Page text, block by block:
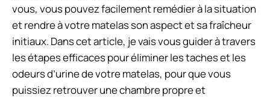
vous, vous pouvez facilement remédier à la situation
et rendre à votre matelas son aspect et sa fraîcheur
initiaux. Dans cet article, je vais vous guider à travers
les étapes efficaces pour éliminer les taches et les
odeurs d’urine de votre matelas, pour que vous
puissiez retrouver une chambre propre et